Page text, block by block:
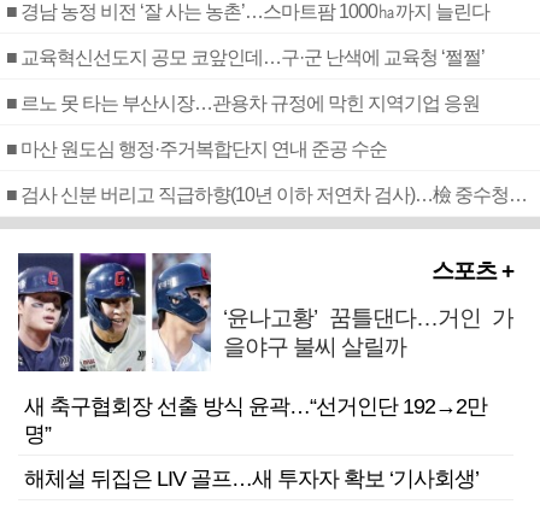
■ 경남 농정 비전 ‘잘 사는 농촌’…스마트팜 1000㏊까지 늘린다
■ 교육혁신선도지 공모 코앞인데…구·군 난색에 교육청 ‘쩔쩔’
■ 르노 못 타는 부산시장…관용차 규정에 막힌 지역기업 응원
■ 마산 원도심 행정·주거복합단지 연내 준공 수순
■ 검사 신분 버리고 직급하향(10년 이하 저연차 검사)…檢 중수청행 기피
스포츠 +
‘윤나고황’ 꿈틀댄다…거인 가
을야구 불씨 살릴까
새 축구협회장 선출 방식 윤곽…“선거인단 192→2만
명”
해체설 뒤집은 LIV 골프…새 투자자 확보 ‘기사회생’